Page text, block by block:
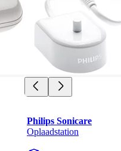
Philips Sonicare
Oplaadstation